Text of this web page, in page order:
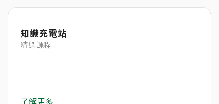
知識充電站
精選課程
了解更多